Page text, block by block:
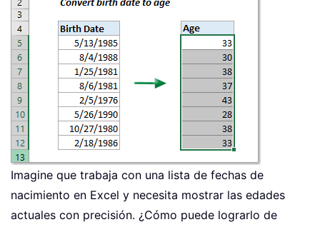
Imagine que trabaja con una lista de fechas de
nacimiento en Excel y necesita mostrar las edades
actuales con precisión. ¿Cómo puede lograrlo de